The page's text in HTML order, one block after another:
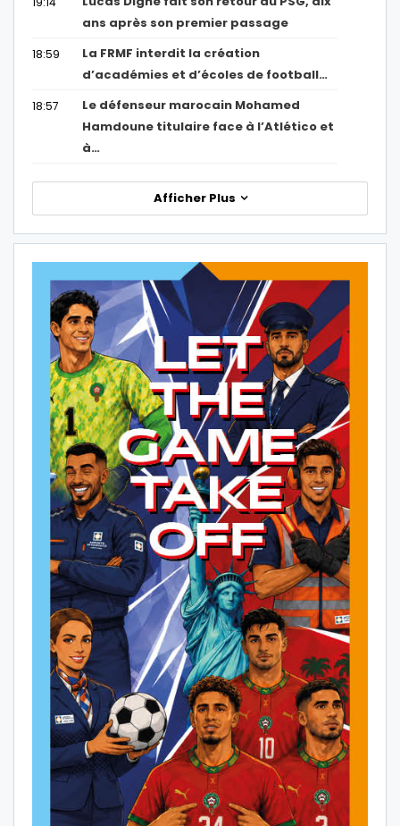
ans après son premier passage
18:59
La FRMF interdit la création
d’académies et d’écoles de football…
18:57
Le défenseur marocain Mohamed
Hamdoune titulaire face à l’Atlético et
à…
Afficher Plus